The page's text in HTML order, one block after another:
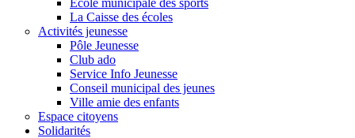
La Caisse des écoles
Activités jeunesse
Pôle Jeunesse
Club ado
Service Info Jeunesse
Conseil municipal des jeunes
Ville amie des enfants
Espace citoyens
Solidarités